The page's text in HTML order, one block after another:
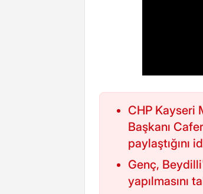
CHP Kayseri
Başkanı
paylaştığını
Genç,
yapılmasını